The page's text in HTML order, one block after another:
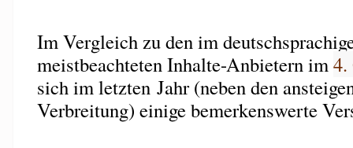
Im Vergleich zu den im
meistbeachteten Inhalte-Anbietern im4.
sich im letzten Jahr (neben den
Verbreitung) einige bemerkenswerte